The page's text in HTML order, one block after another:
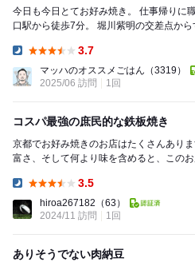
今日も今日とてお好み焼き。 仕事帰りに職場の方と3人でおこ活。 鞍馬
口駅から徒歩7分。 堀川紫明の交差点からすぐ。 創業40年以上の老舗
3.7
マッハのオススメごはん （3319）
2025/06 訪問
1回
コスパ最強の庶民的な鉄板焼き
京都でお好み焼きのお店はたくさんあり
富さ、そして何より味を含めると、この
3.5
hiroa267182 （63）
2024/11 訪問
1回
ありそうでない肉納豆